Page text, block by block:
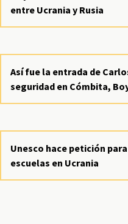
entre Ucrania y Rusia
Así fue la entrada de
seguridad en Cómbita,
Unesco hace petición
escuelas en Ucrania